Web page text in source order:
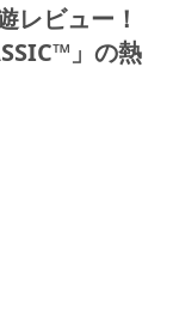
レビュー！
」の熱